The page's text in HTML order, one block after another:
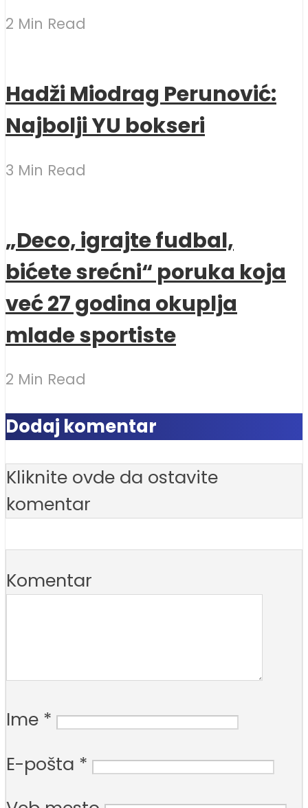
2 Min Read
Hadži Miodrag Perunović:
Najbolji YU bokseri
3 Min Read
„Deco, igrajte fudbal,
bićete srećni“ poruka koja
već 27 godina okuplja
mlade sportiste
2 Min Read
Dodaj komentar
Kliknite ovde da ostavite
komentar
Komentar
Ime *
E-pošta *